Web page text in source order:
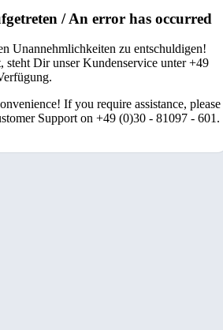
/ An error has occurred
Unannehmlichkeiten zu entschuldigen!
steht Dir unser Kundenservice unter +49
If you require assistance, please
Support on +49 (0)30 - 81097 - 601.